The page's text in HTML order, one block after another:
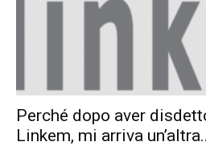
Perché dopo aver
Linkem, mi arriva